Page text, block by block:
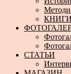
КНИГИ
СТАТЬИ